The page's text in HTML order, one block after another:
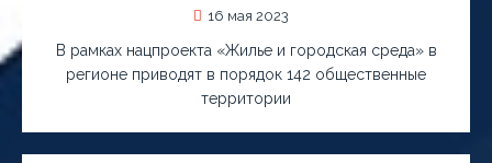
16 мая 2023
В рамках нацпроекта «Жилье и городская среда» в
регионе приводят в порядок 142 общественные
территории